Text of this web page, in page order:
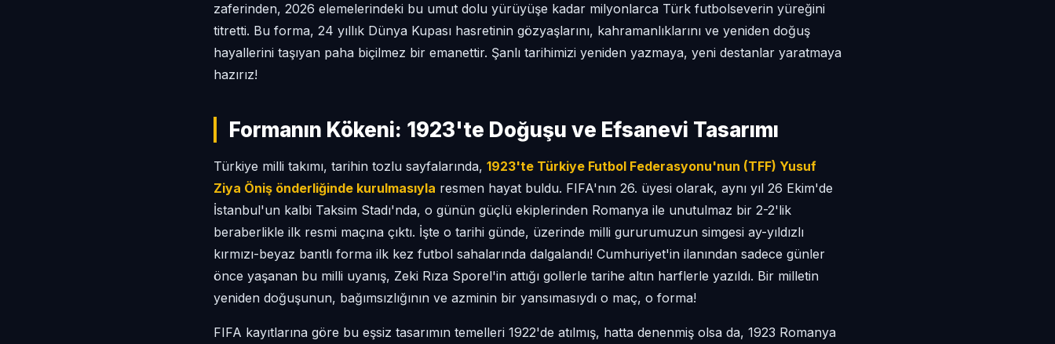
zaferinden, 2026 elemelerindeki bu umut dolu yürüyüşe kadar milyonlarca Türk futbolseverin yüreğini
titretti. Bu forma, 24 yıllık Dünya Kupası hasretinin gözyaşlarını, kahramanlıklarını ve yeniden doğuş
hayallerini taşıyan paha biçilmez bir emanettir. Şanlı tarihimizi yeniden yazmaya, yeni destanlar yaratmaya
hazırız!
Formanın Kökeni: 1923'te Doğuşu ve Efsanevi Tasarımı
Türkiye milli takımı, tarihin tozlu sayfalarında, 1923'te Türkiye Futbol Federasyonu'nun (TFF) Yusuf
Ziya Öniş önderliğinde kurulmasıyla resmen hayat buldu. FIFA'nın 26. üyesi olarak, aynı yıl 26 Ekim'de
İstanbul'un kalbi Taksim Stadı'nda, o günün güçlü ekiplerinden Romanya ile unutulmaz bir 2-2'lik
beraberlikle ilk resmi maçına çıktı. İşte o tarihi günde, üzerinde milli gururumuzun simgesi ay-yıldızlı
kırmızı-beyaz bantlı forma ilk kez futbol sahalarında dalgalandı! Cumhuriyet'in ilanından sadece günler
önce yaşanan bu milli uyanış, Zeki Rıza Sporel'in attığı gollerle tarihe altın harflerle yazıldı. Bir milletin
yeniden doğuşunun, bağımsızlığının ve azminin bir yansımasıydı o maç, o forma!
FIFA kayıtlarına göre bu eşsiz tasarımın temelleri 1922'de atılmış, hatta denenmiş olsa da, 1923 Romanya